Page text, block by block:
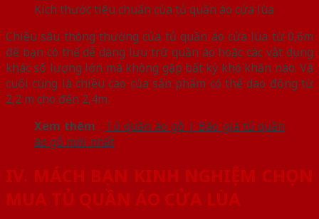
Kích thước tiêu chuẩn của tủ quần áo cửa lùa
Chiều sâu thông thường của tủ quần áo cửa lùa từ 0,6m
để bạn có thể dễ dàng lưu trữ quần áo hoặc các vật dụng
khác số lượng lớn mà không gặp bất kỳ khó khăn nào. Và
cuối cùng là chiều cao của sản phẩm có thể dao động từ
2,2 m cho đến 2,4m.
Xem thêm : Tủ quần áo gỗ | Báo giá tủ quần
áo gỗ mới nhất
IV. MÁCH BẠN KINH NGHIỆM CHỌN
MUA TỦ QUẦN ÁO CỬA LÙA